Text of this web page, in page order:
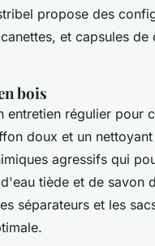
propose des
et capsules
bois
entretien régulier pour
doux et un
agressifs qui
tiède et de savon
séparateurs et les